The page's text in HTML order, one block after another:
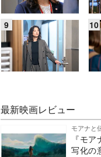
最新映画レビュー
モアナと
『モ
写化の